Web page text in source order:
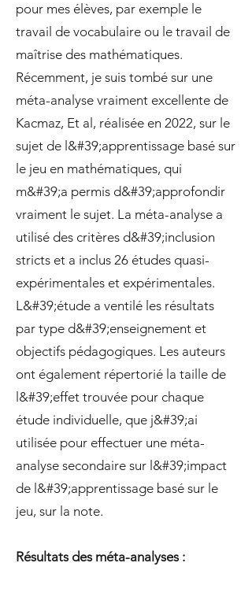
pour mes élèves, par exemple le
travail de vocabulaire ou le travail de
maîtrise des mathématiques.
Récemment, je suis tombé sur une
méta-analyse vraiment excellente de
Kacmaz, Et al, réalisée en 2022, sur le
sujet de l&#39;apprentissage basé sur
le jeu en mathématiques, qui
m&#39;a permis d&#39;approfondir
vraiment le sujet. La méta-analyse a
utilisé des critères d&#39;inclusion
stricts et a inclus 26 études quasi-
expérimentales et expérimentales.
L&#39;étude a ventilé les résultats
par type d&#39;enseignement et
objectifs pédagogiques. Les auteurs
ont également répertorié la taille de
l&#39;effet trouvée pour chaque
étude individuelle, que j&#39;ai
utilisée pour effectuer une méta-
analyse secondaire sur l&#39;impact
de l&#39;apprentissage basé sur le
jeu, sur la note.
Résultats des méta-analyses :